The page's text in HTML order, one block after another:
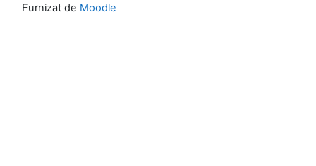
Furnizat de Moodle